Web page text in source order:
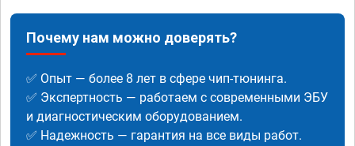
Почему нам можно доверять?
✅ Опыт — более 8 лет в сфере чип-тюнинга.
✅ Экспертность — работаем с современными ЭБУ
и диагностическим оборудованием.
✅ Надежность — гарантия на все виды работ.